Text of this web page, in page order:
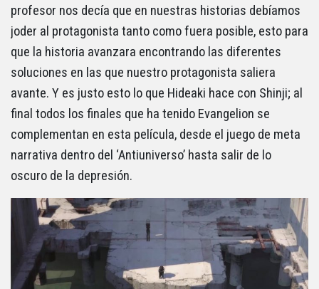
profesor nos decía que en nuestras historias debíamos
joder al protagonista tanto como fuera posible, esto para
que la historia avanzara encontrando las diferentes
soluciones en las que nuestro protagonista saliera
avante. Y es justo esto lo que Hideaki hace con Shinji; al
final todos los finales que ha tenido Evangelion se
complementan en esta película, desde el juego de meta
narrativa dentro del ‘Antiuniverso’ hasta salir de lo
oscuro de la depresión.